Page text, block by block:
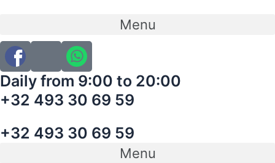
inhoud
Menu
Daily from 9:00 to 20:00
+32 493 30 69 59
+32 493 30 69 59
Menu